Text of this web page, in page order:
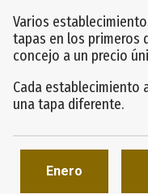
Varios
tapas en los primeros
concejo a un precio
Cada establecimiento
una tapa diferente.
Enero